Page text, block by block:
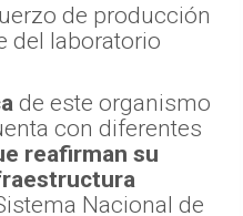
de producción
del laboratorio
de este organismo
con diferentes
reafirman su
Nacional de